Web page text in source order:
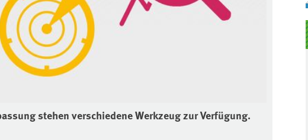
stehen verschiedene Werkzeug zur Verfügung.